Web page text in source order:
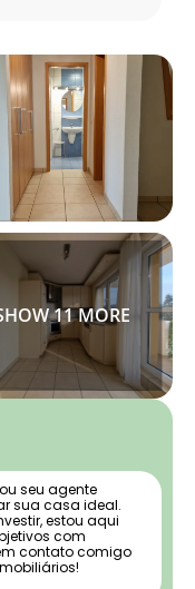
seu agente
sua casa ideal.
estou aqui
com
contato comigo